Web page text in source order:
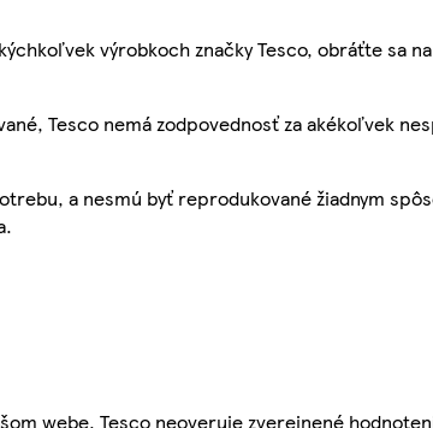
výrobkoch značky Tesco, obráťte sa
Tesco nemá zodpovednosť za akékoľvek
a nesmú byť reprodukované žiadnym
webe. Tesco neoveruje zverejnené